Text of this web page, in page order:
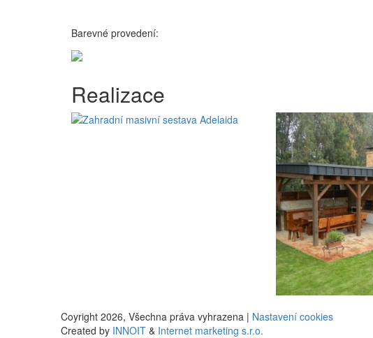
Barevné provedení:
Realizace
Coyright 2026, Všechna práva vyhrazena | Nastavení cookies
Created by INNOIT & Internet marketing s.r.o.